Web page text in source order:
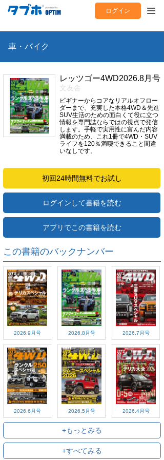
ログイン
車・バイク
レッツゴー4WD2026.8月号
文友舎
ビギナーからコアなリアルオフロー
ダーまで、充実した本格4WD＆先進
SUV生活のための面白くて役に立つ
情報を専門誌ならではの視点で発信
します。手軽で実用性に富んだ内容
満載のため、これ1冊で4WD・SUV
ライフを120％満喫できること間違
いなしです。
初回24時間無料でお試し
ログインして書籍を読む
アプリでこの書籍を読む
この書籍のバックナンバー
2026.9月号 2026.8月号 2026.7月号
2026.6月号 2026.5月号 2026.4月号
+もっとみる
+すべてみる